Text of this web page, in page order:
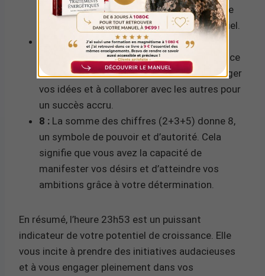
de nouvelles opportunités et sortir de votre
zone de confort pour réaliser votre potentiel.
Associé à la créativité et à l’expression
personnelle, ce nombre souligne l’importance
de la communication. Il vous invite à partager
vos idées et à collaborer avec les autres pour
un succès accru.
8 : La somme des chiffres (2+3+5) donne 8,
un symbole de pouvoir et d’autorité. Cela
signifie que vous avez la capacité de
manifester vos désirs et d’atteindre vos
ambitions grâce à votre détermination.
En résumé, l’heure 23h53 est un puissant
indicateur de votre potentiel de croissance. Elle
vous incite à prendre des initiatives audacieuses
et à vous engager pleinement dans vos